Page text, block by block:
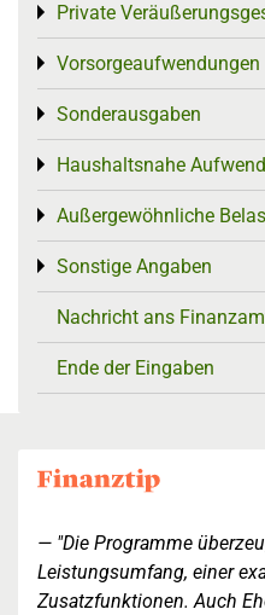
Private
Toggle menu
Vorsorgeaufwendungen
Toggle menu
Sonderausgaben
Toggle menu
Haushaltsnahe
Toggle menu
Außergewöhnliche
Toggle menu
Sonstige Angaben
Toggle menu
Nachricht ans
Ende der Eingaben
"Die Programme
Leistungsumfang, einer
Zusatzfunktionen. Auch